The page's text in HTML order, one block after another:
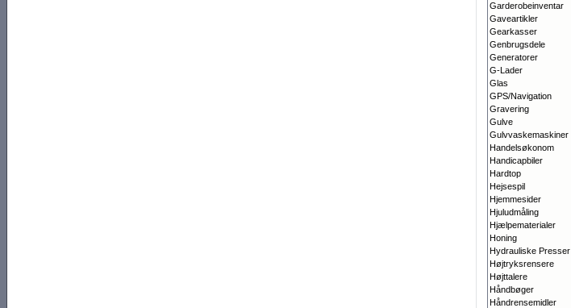
Garderobeinventar
Gaveartikler
Gearkasser
Genbrugsdele
Generatorer
G-Lader
Glas
GPS/Navigation
Gravering
Gulve
Gulvvaskemaskiner
Handelsøkonom
Handicapbiler
Hardtop
Hejsespil
Hjemmesider
Hjuludmåling
Hjælpematerialer
Honing
Hydrauliske Presser
Højtryksrensere
Højttalere
Håndbøger
Håndrensemidler